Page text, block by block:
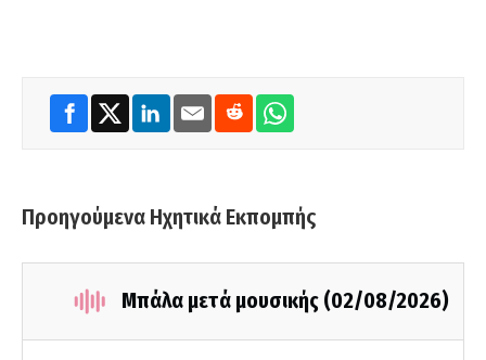
Προηγούμενα Ηχητικά Εκπομπής
Μπάλα μετά μουσικής (02/08/2026)